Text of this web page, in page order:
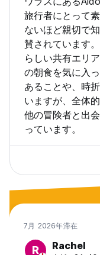
旅行者にとって
ないほど親切で
賛されています
らしい共有エリ
の朝食を気に入
あることや、時
いますが、全体
他の冒険者と出
っています。
7月 2026年滞在
R Rachel